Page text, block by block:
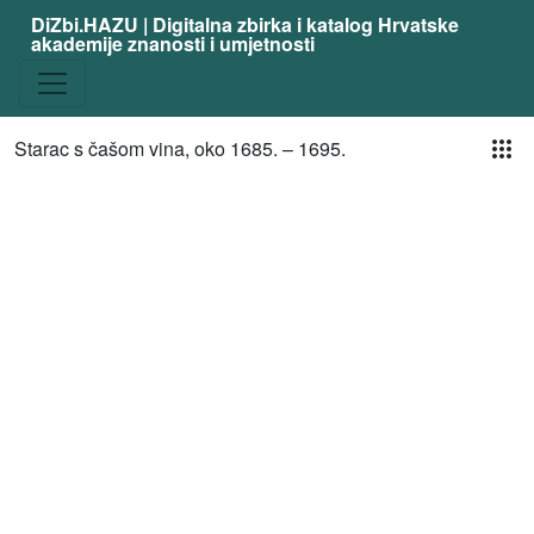
DiZbi.HAZU | Digitalna zbirka i katalog Hrvatske
akademije znanosti i umjetnosti
Starac s čašom vina, oko 1685. – 1695.